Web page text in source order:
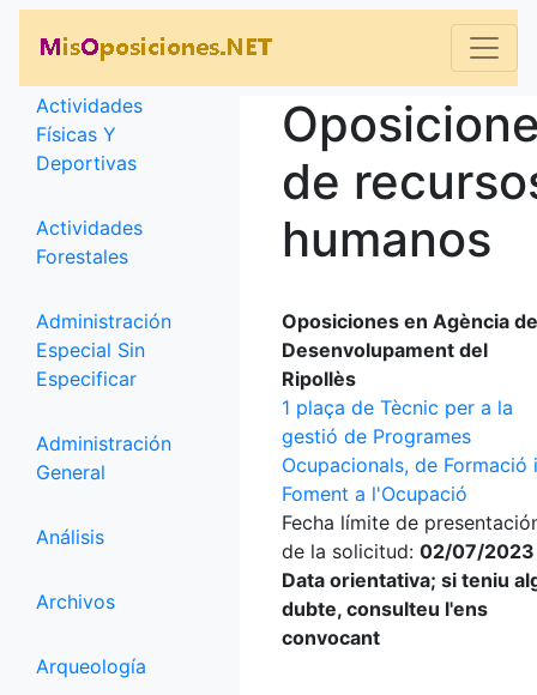
Categorías
Actividades
Físicas Y
Deportivas
Actividades
Forestales
Administración
Especial Sin
Especificar
Administración
General
Análisis
Archivos
Arqueología
de
humanos
Oposiciones en Agència de
Desenvolupament del
Ripollès
1 plaça de Tècnic per a la
gestió de Programes
Ocupacionals, de Formació i
Foment a l'Ocupació
Fecha límite de
de la solicitud: 02/07/
Data orientativa; si teniu
dubte, consulteu l'ens
convocant